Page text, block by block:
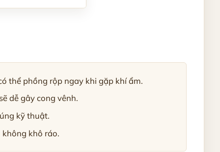
thể phồng rộp ngay khi gặp khí ẩm.
dễ gây cong vênh.
kỹ thuật.
khô ráo.